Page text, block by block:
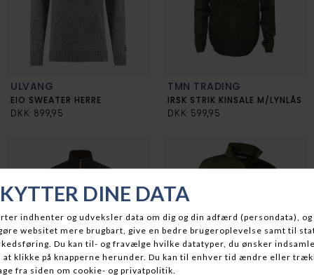
ULVANG
EIO SWEATER HERRE
DKK 899,95
TMN TRADING
IRSK STRIK KINSALE M/LYNLÅS
DKK 599,95